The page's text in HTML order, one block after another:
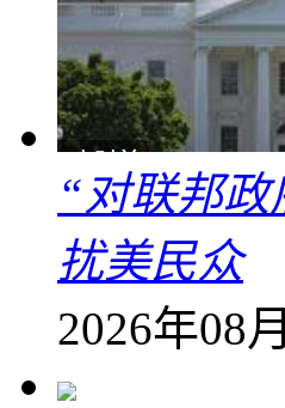
“对联邦
扰美民众
2026年08